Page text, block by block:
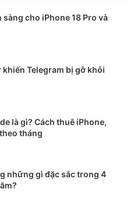
sàng cho iPhone 18 Pro và
khiến Telegram bị gỡ khỏi
là gì? Cách thuê iPhone,
tháng
những gì đặc sắc trong 4